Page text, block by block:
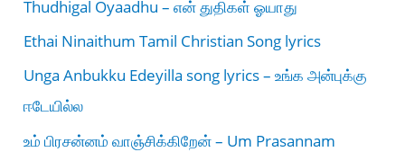
Thudhigal Oyaadhu – என் துதிகள் ஓயாது
Ethai Ninaithum Tamil Christian Song lyrics
Unga Anbukku Edeyilla song lyrics – உங்க அன்புக்கு
ஈடேயில்ல
உம் பிரசன்னம் வாஞ்சிக்கிறேன் – Um Prasannam